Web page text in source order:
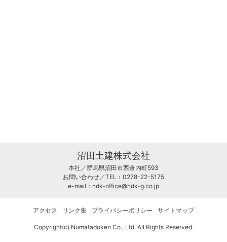
沼田土建株式会社
本社／群馬県沼田市西倉内町593
お問い合わせ／TEL：0278-22-5175
e-mail： ndk-office@ndk-g.co.jp
アクセス リンク集 プライバシーポリシー サイトマップ
Copyright(c) Numatadoken Co., Ltd. All Rights Reserved.